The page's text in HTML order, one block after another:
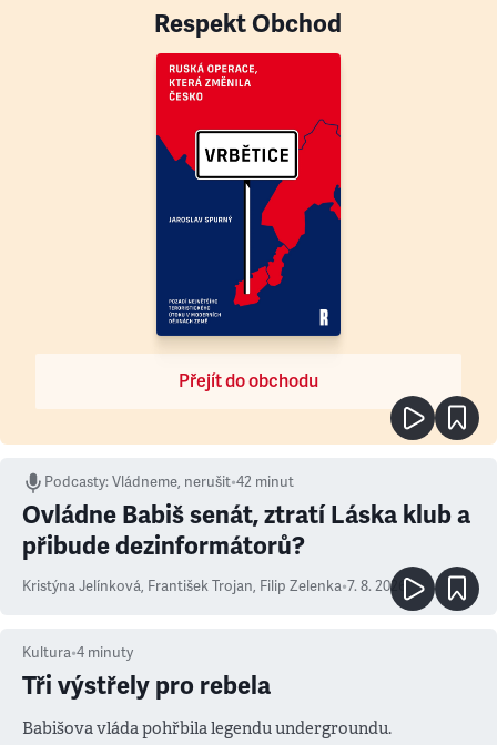
Respekt Obchod
Přejít do obchodu
Podcasty:Vládneme, nerušit•42 minut
Ovládne Babiš senát, ztratí Láska klub a
přibude dezinformátorů?
Kristýna Jelínková, František Trojan, Filip Zelenka•7. 8. 2026
Kultura•4 minuty
Tři výstřely pro rebela
Babišova vláda pohřbila legendu undergroundu.